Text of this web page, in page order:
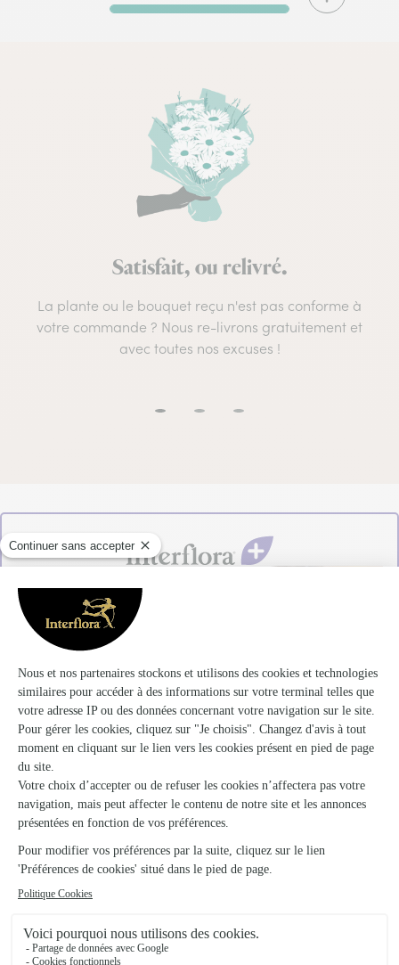
Satisfait, ou relivré.
La plante ou le bouquet reçu n'est pas conforme à
votre commande ? Nous re-livrons gratuitement et
avec toutes nos excuses !
En adhérant pour24,95€/an seulement et sans
engagement, vous bénéficiezd'offres
promotionnelles
vous voulez.*